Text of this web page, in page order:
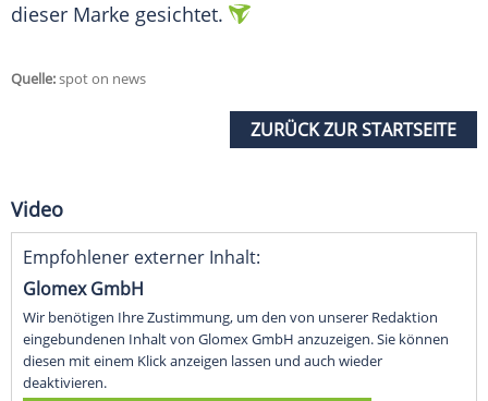
dieser Marke gesichtet.
Quelle:spot on news
ZURÜCK ZUR STARTSEITE
Video
Empfohlener externer Inhalt:
Glomex GmbH
Wir benötigen Ihre Zustimmung, um den von unserer Redaktion
eingebundenen Inhalt von Glomex GmbH anzuzeigen. Sie können
diesen mit einem Klick anzeigen lassen und auch wieder
deaktivieren.